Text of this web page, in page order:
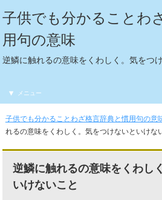
子供でも分かることわ
用句の意味
逆鱗に触れるの意味をくわしく。気をつ
メニュー
子供でも分かることわざ格言辞典と慣用句の意
れるの意味をくわしく。気をつけないといけな
逆鱗に触れるの意味をくわし
いけないこと